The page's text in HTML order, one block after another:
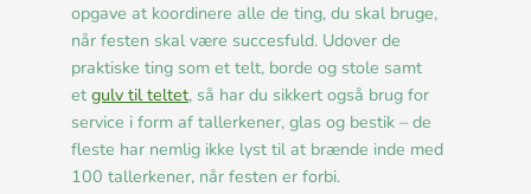
opgave at koordinere alle de ting, du skal bruge,
når festen skal være succesfuld. Udover de
praktiske ting som et telt, borde og stole samt
et gulv til teltet, så har du sikkert også brug for
service i form af tallerkener, glas og bestik – de
fleste har nemlig ikke lyst til at brænde inde med
100 tallerkener, når festen er forbi.